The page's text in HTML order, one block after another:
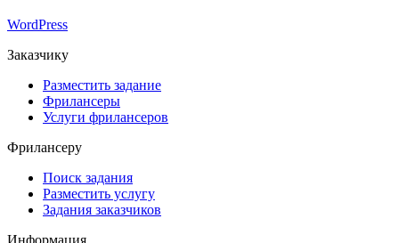
WordPress
Заказчику
Разместить задание
Фрилансеры
Услуги фрилансеров
Фрилансеру
Поиск задания
Разместить услугу
Задания заказчиков